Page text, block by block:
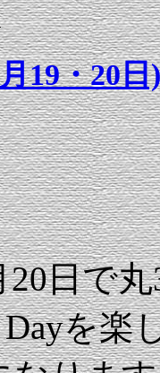
19・20日)
20日で
を